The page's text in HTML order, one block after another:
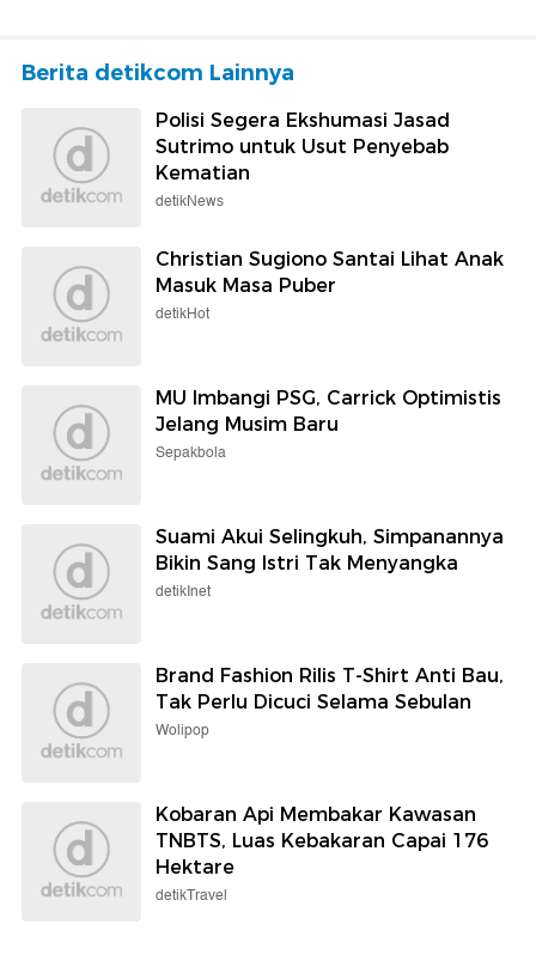
Berita detikcom Lainnya
Polisi Segera Ekshumasi Jasad
Sutrimo untuk Usut Penyebab
Kematian
detikNews
Christian Sugiono Santai Lihat Anak
Masuk Masa Puber
detikHot
MU Imbangi PSG, Carrick Optimistis
Jelang Musim Baru
Sepakbola
Suami Akui Selingkuh, Simpanannya
Bikin Sang Istri Tak Menyangka
detikInet
Brand Fashion Rilis T-Shirt Anti Bau,
Tak Perlu Dicuci Selama Sebulan
Wolipop
Kobaran Api Membakar Kawasan
TNBTS, Luas Kebakaran Capai 176
Hektare
detikTravel